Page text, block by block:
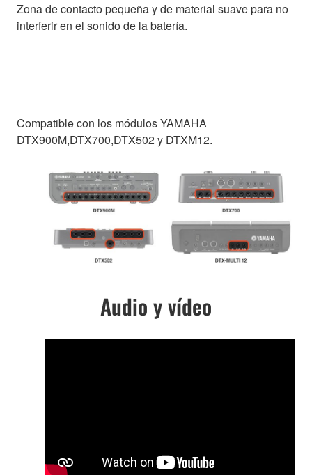
Zona de contacto pequeña y de material suave para no
interferir en el sonido de la batería.
Compatible con los módulos YAMAHA
DTX900M,DTX700,DTX502 y DTXM12.
Audio y vídeo